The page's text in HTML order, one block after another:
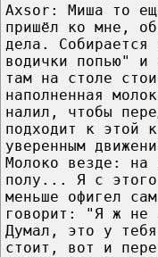
Axsor: Миша то
пришёл ко мне,
дела.
водички попью"
там на столе
наполненная
налил, чтобы
подходит к этой
уверенным
Молоко везде:
полу... Я с этого
меньше офигел
говорит: "Я ж не
Думал, это у
стоит, вот и